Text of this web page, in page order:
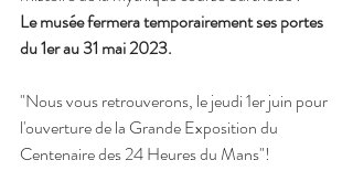
Le musée fermera temporairement ses portes
du 1er au 31 mai 2023.
"Nous vous retrouverons, le jeudi 1er juin pour
l'ouverture de la Grande Exposition du
Centenaire des 24 Heures du Mans"!